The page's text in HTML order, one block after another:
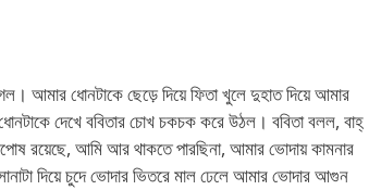
আমার ধোনটাকে ছেড়ে দিয়ে ফিতা খুলে দুহাত দিয়ে আমার
দেখে ববিতার চোখ চকচক করে উঠল। ববিতা বলল, বাহ্
রয়েছে, আমি আর থাকতে পারছিনা, আমার ভোদায় কামনার
দিয়ে চুদে ভোদার ভিতরে মাল ঢেলে আমার ভোদার আগুন